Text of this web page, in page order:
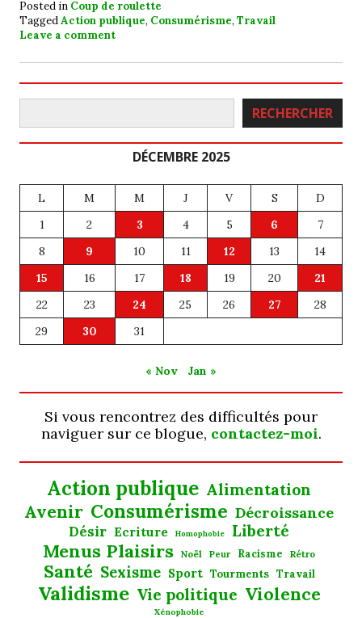
Posted in Coup de roulette
TaggedAction publique, Consumérisme, Travail
Leave a comment
Rechercher RECHERCHER
DÉCEMBRE 2025
L M M J V S
D
1
2 3 4 5 6
7
8
9 10 11 12 13
14
15
16 17 18 19 20
21
22
23 24 25 26 27
28
29
30 31
« Nov Jan »
Si vous rencontrez des difficultés pour
naviguer sur ce blogue, contactez-moi.
Action publique Alimentation
Avenir Consumérisme Décroissance
Désir Ecriture Homophobie Liberté
Menus Plaisirs Noël Peur Racisme Rétro
Santé Sexisme Sport Tourments Travail
Validisme Vie politique Violence
Xénophobie